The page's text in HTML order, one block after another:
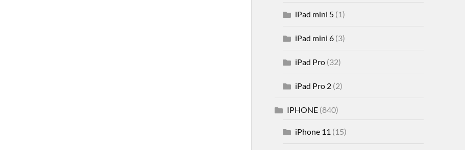
iPad mini 5(1)
iPad mini 6(3)
iPad Pro(32)
iPad Pro 2(2)
IPHONE(840)
iPhone 11 (15)